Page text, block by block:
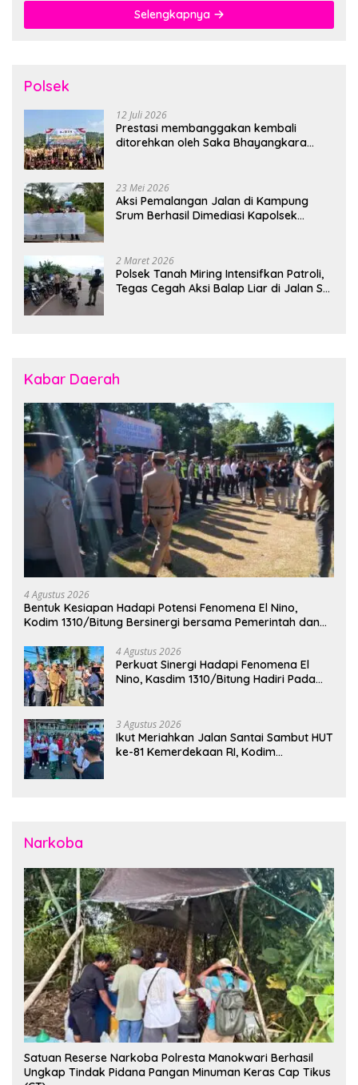
Selengkapnya
Polsek
12 Juli 2026
Prestasi membanggakan kembali
ditorehkan oleh Saka Bhayangkara
23 Mei 2026
Aksi Pemalangan Jalan di Kampung
Srum Berhasil Dimediasi Kapolsek
2 Maret 2026
Polsek Tanah Miring Intensifkan Patroli,
Tegas Cegah Aksi Balap Liar di Jalan SP
Kabar Daerah
4 Agustus 2026
Bentuk Kesiapan Hadapi Potensi Fenomena El Nino,
Kodim 1310/Bitung Bersinergi bersama Pemerintah dan
Bencana
4 Agustus 2026
Perkuat Sinergi Hadapi Fenomena El
Nino, Kasdim 1310/Bitung Hadiri Pada
3 Agustus 2026
Ikut Meriahkan Jalan Santai Sambut HUT
ke-81 Kemerdekaan RI, Kodim
Narkoba
Satuan Reserse Narkoba Polresta Manokwari Berhasil
Ungkap Tindak Pidana Pangan Minuman Keras Cap Tikus